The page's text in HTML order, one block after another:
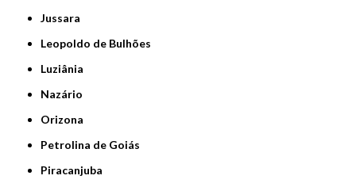
Jussara
Leopoldo de Bulhões
Luziânia
Nazário
Orizona
Petrolina de Goiás
Piracanjuba